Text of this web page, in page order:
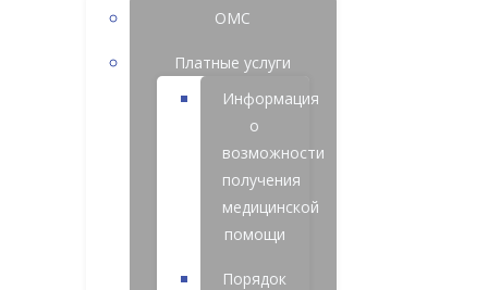
ОМС
Платные услуги
Информация
о
возможности
получения
медицинской
помощи
Порядок